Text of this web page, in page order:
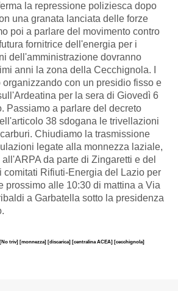
la repressione poliziesca dopo
una granata lanciata delle forze
poi a parlare del movimento contro
fornitrice dell'energia per i
dell'amministrazione dovranno
anni la zona della Cecchignola. I
organizzando con un presidio fisso e
per la sera di Giovedì 6
Passiamo a parlare del decreto
38 sdogana le trivellazioni
Chiudiamo la trasmissione
legate alla monnezza laziale,
da parte di Zingaretti e del
comitati Rifiuti-Energia del Lazio per
prossimo alle 10:30 di mattina a Via
a Garbatella sotto la presidenza
[No triv] [monnezza] [discarica] [centralina ACEA] [cecchignola]